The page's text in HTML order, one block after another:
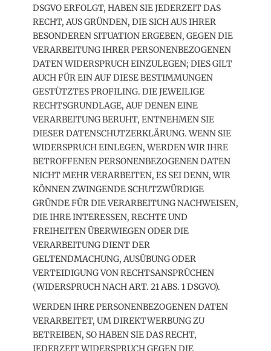
DSGVO ERFOLGT, HABEN SIE JEDERZEIT DAS
RECHT, AUS GRÜNDEN, DIE SICH AUS IHRER
BESONDEREN SITUATION ERGEBEN, GEGEN DIE
VERARBEITUNG IHRER PERSONENBEZOGENEN
DATEN WIDERSPRUCH EINZULEGEN; DIES GILT
AUCH FÜR EIN AUF DIESE BESTIMMUNGEN
GESTÜTZTES PROFILING. DIE JEWEILIGE
RECHTSGRUNDLAGE, AUF DENEN EINE
VERARBEITUNG BERUHT, ENTNEHMEN SIE
DIESER DATENSCHUTZERKLÄRUNG. WENN SIE
WIDERSPRUCH EINLEGEN, WERDEN WIR IHRE
BETROFFENEN PERSONENBEZOGENEN DATEN
NICHT MEHR VERARBEITEN, ES SEI DENN, WIR
KÖNNEN ZWINGENDE SCHUTZWÜRDIGE
GRÜNDE FÜR DIE VERARBEITUNG NACHWEISEN,
DIE IHRE INTERESSEN, RECHTE UND
FREIHEITEN ÜBERWIEGEN ODER DIE
VERARBEITUNG DIENT DER
GELTENDMACHUNG, AUSÜBUNG ODER
VERTEIDIGUNG VON RECHTSANSPRÜCHEN
(WIDERSPRUCH NACH ART. 21 ABS. 1 DSGVO).
WERDEN IHRE PERSONENBEZOGENEN DATEN
VERARBEITET, UM DIREKTWERBUNG ZU
BETREIBEN, SO HABEN SIE DAS RECHT,
JEDERZEIT WIDERSPRUCH GEGEN DIE